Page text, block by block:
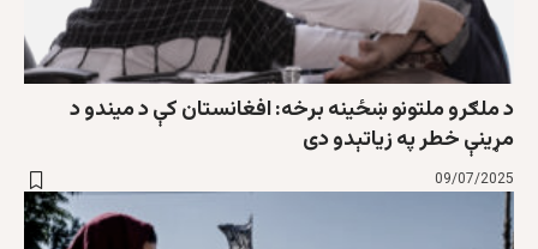
د ملګرو ملتونو ښځینه برخه: افغانستان کې د میندو د
مړینې خطر په زیاتېدو دی
09/07/2025